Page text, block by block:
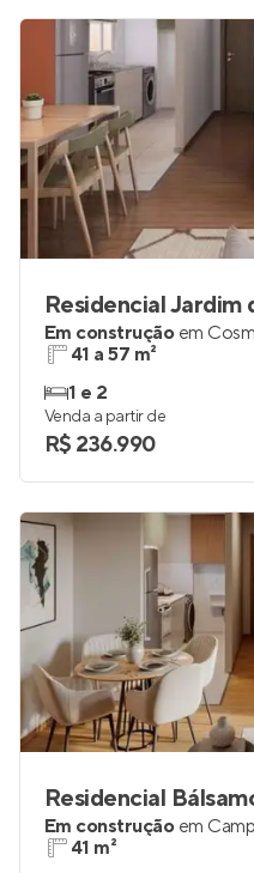
Residencial Jardim
Em construção em
41 a 57 m²
1 e 2
Venda a partir de
R$ 236.990
Residencial
Em construção em
41 m²